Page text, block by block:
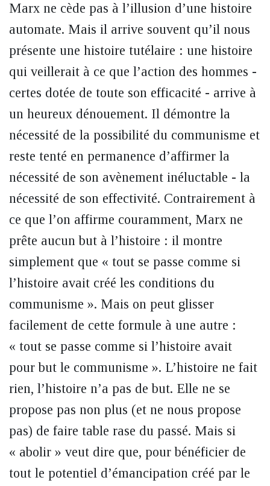
Marx ne cède pas à l’illusion d’une histoire
automate. Mais il arrive souvent qu’il nous
présente une histoire tutélaire : une histoire
qui veillerait à ce que l’action des hommes -
certes dotée de toute son efficacité - arrive à
un heureux dénouement. Il démontre la
nécessité de la possibilité du communisme et
reste tenté en permanence d’affirmer la
nécessité de son avènement inéluctable - la
nécessité de son effectivité. Contrairement à
ce que l’on affirme couramment, Marx ne
prête aucun but à l’histoire : il montre
simplement que « tout se passe comme si
l’histoire avait créé les conditions du
communisme ». Mais on peut glisser
facilement de cette formule à une autre :
« tout se passe comme si l’histoire avait
pour but le communisme ». L’histoire ne fait
rien, l’histoire n’a pas de but. Elle ne se
propose pas non plus (et ne nous propose
pas) de faire table rase du passé. Mais si
« abolir » veut dire que, pour bénéficier de
tout le potentiel d’émancipation créé par le